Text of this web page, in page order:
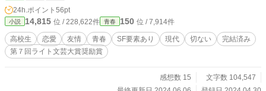
24h.ポイント 56pt
小説 14,815 位 / 228,622件 青春 150 位 / 7,914件
高校生 恋愛 友情 青春 SF要素あり 現代 切ない
完結済み
第７回ライト文芸大賞奨励賞
感想数 15
文字数 104,547